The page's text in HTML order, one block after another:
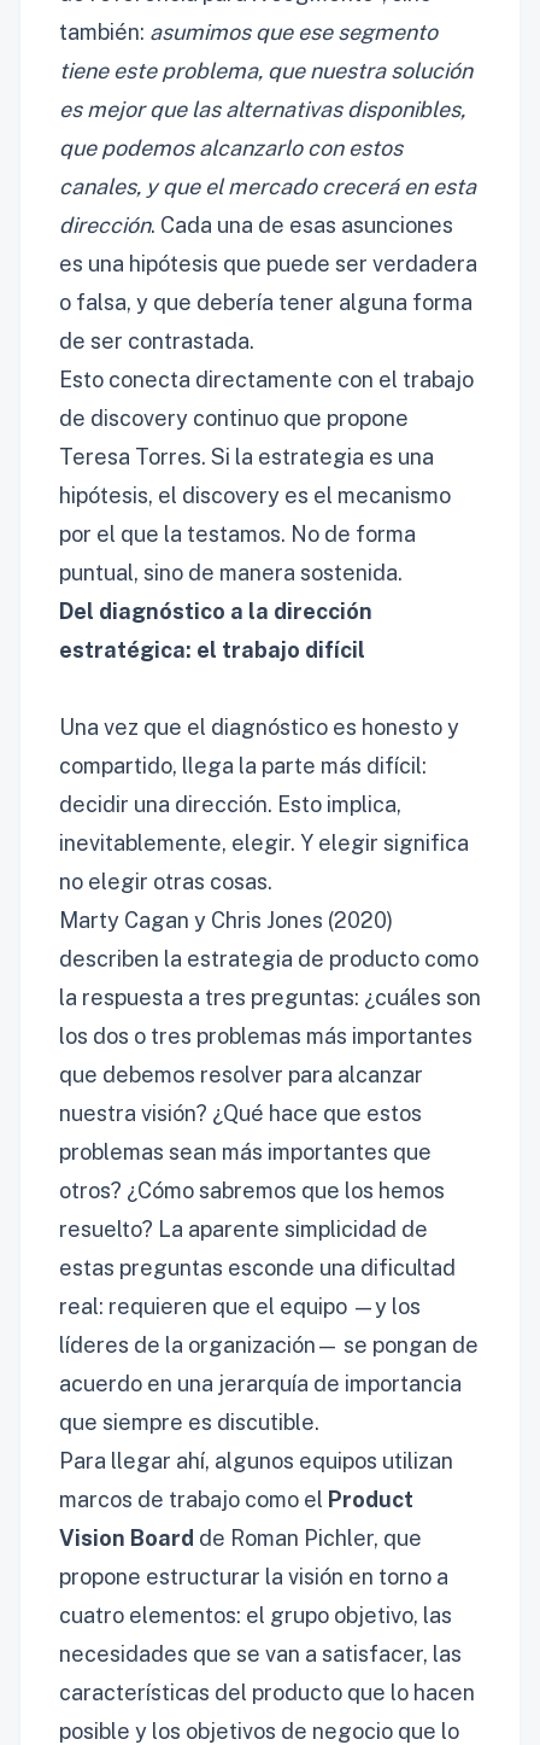
también: asumimos que ese segmento
tiene este problema, que nuestra solución
es mejor que las alternativas disponibles,
que podemos alcanzarlo con estos
canales, y que el mercado crecerá en esta
dirección. Cada una de esas asunciones
es una hipótesis que puede ser verdadera
o falsa, y que debería tener alguna forma
de ser contrastada.
Esto conecta directamente con el trabajo
de discovery continuo que propone
Teresa Torres. Si la estrategia es una
hipótesis, el discovery es el mecanismo
por el que la testamos. No de forma
puntual, sino de manera sostenida.
Del diagnóstico a la dirección
estratégica: el trabajo difícil
Una vez que el diagnóstico es honesto y
compartido, llega la parte más difícil:
decidir una dirección. Esto implica,
inevitablemente, elegir. Y elegir significa
no elegir otras cosas.
Marty Cagan y Chris Jones (2020)
describen la estrategia de producto como
la respuesta a tres preguntas: ¿cuáles son
los dos o tres problemas más importantes
que debemos resolver para alcanzar
nuestra visión? ¿Qué hace que estos
problemas sean más importantes que
otros? ¿Cómo sabremos que los hemos
resuelto? La aparente simplicidad de
estas preguntas esconde una dificultad
real: requieren que el equipo —y los
líderes de la organización— se pongan de
acuerdo en una jerarquía de importancia
que siempre es discutible.
Para llegar ahí, algunos equipos utilizan
marcos de trabajo como el Product
Vision Board de Roman Pichler, que
propone estructurar la visión en torno a
cuatro elementos: el grupo objetivo, las
necesidades que se van a satisfacer, las
características del producto que lo hacen
posible y los objetivos de negocio que lo